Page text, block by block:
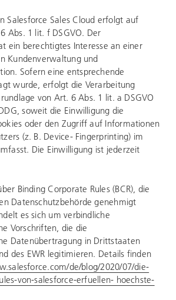
Salesforce Sales Cloud erfolgt auf
Abs. 1 lit. f DSGVO. Der
ein berechtigtes Interesse an einer
Kundenverwaltung und
Sofern eine entsprechende
wurde, erfolgt die Verarbeitung
von Art. 6 Abs. 1 lit. a DSGVO
soweit die Einwilligung die
oder den Zugriff auf Informationen
(z. B. Device- Fingerprinting) im
Die Einwilligung ist jederzeit
Binding Corporate Rules (BCR), die
Datenschutzbehörde genehmigt
es sich um verbindliche
Vorschriften, die die
Datenübertragung in Drittstaaten
des EWR legitimieren. Details finden
de/blog/2020/07/die-
von-salesforce-erfuellen- hoechste-